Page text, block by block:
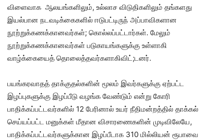
விளைவாக ஆலயங்களிலும், உல்லாச விடுதிகளிலும் தங்களது
இயல்பான நடவடிக்கைகளில் ஈடுபட்டிருந் அப்பாவிகளான
நூற்றுக்கணக்கானவர்கள்; கொல்லப்பட்டார்கள். மேலும்
நூற்றுக்கணக்கானவர்கள் படுகாயங்களுக்கு உள்ளாகி
வாழ்க்கையைத் தொலைத்தவர்களாகிவிட்;டனர்.
பயங்கரவாதத் தாக்குதல்களின் மூலம் இவர்களுக்கு ஏற்பட்ட
இழப்புகளுக்கு இழப்பீடு வழங்க வேண்டும் என்று கோரி
பாதிக்கப்பட்டவர்களில் 12 பேரினால் உயர் நீதிமன்றத்தில் தாக்கல்
செய்யப்பட்ட மனுக்கள் மீதான விசாரணைகளின் முடிவிலேயே,
பாதிக்கப்பட்டவர்களுக்கான இழப்பீடாக 310 மில்லியன் ரூபாவை